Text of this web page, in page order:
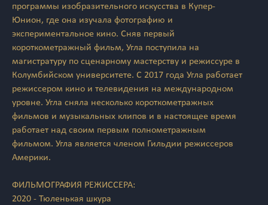
программы изобразительного искусства в Купер-
Юнион, где она изучала фотографию и
экспериментальное кино. Сняв первый
короткометражный фильм, Угла поступила на
магистратуру по сценарному мастерству и режиссуре в
Колумбийском университете. С 2017 года Угла работает
режиссером кино и телевидения на международном
уровне. Угла сняла несколько короткометражных
фильмов и музыкальных клипов и в настоящее время
работает над своим первым полнометражным
фильмом. Угла является членом Гильдии режиссеров
Америки.
ФИЛЬМОГРАФИЯ РЕЖИССЕРА:
2020 - Тюленькая шкура